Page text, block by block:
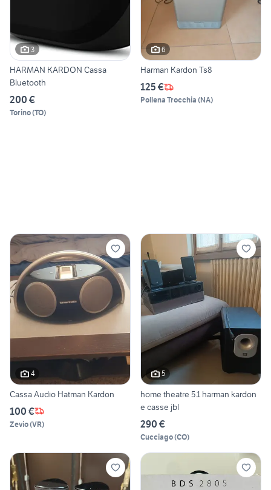
3
HARMAN KARDON Cassa
Bluetooth
200 €
Torino(TO)
6
Harman Kardon Ts8
125 €
Pollena Trocchia (NA)
4
Cassa Audio Hatman Kardon
100 €
Zevio(VR)
5
home theatre 5.1 harman kardon
e casse jbl
290 €
Cucciago(CO)